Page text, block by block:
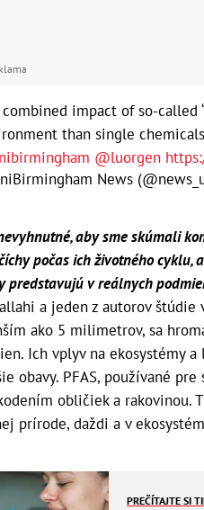
impact of so-called
than single
@luorgen
News
aby sme skúmali
počas ich životného cyklu,
predstavujú v reálnych
a jeden z autorov štúdie
ako 5 milimetrov, sa
Ich vplyv na ekosystémy
obavy. PFAS, používané
obličiek a rakovinou.
prírode, daždi a v
PREČÍTAJTE SI